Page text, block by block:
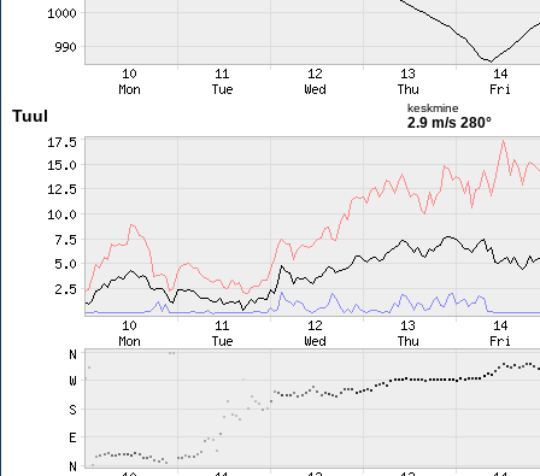
Tuul keskmine
2.9 m/s 280°